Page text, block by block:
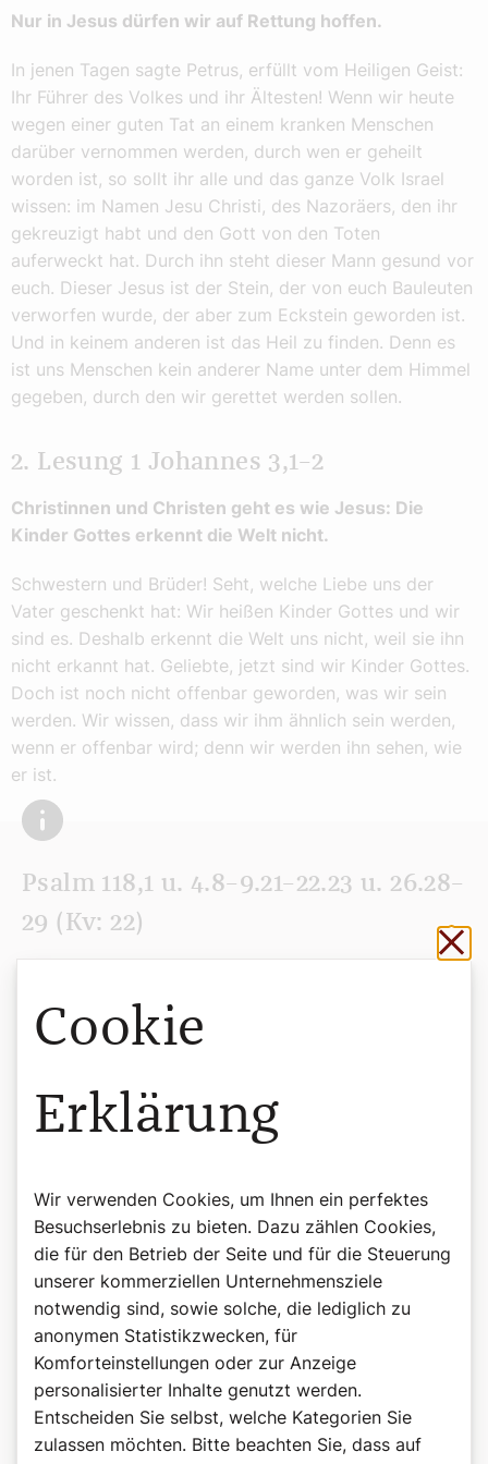
Nur in Jesus dürfen wir auf Rettung hoffen.
In jenen Tagen sagte Petrus, erfüllt vom Heiligen Geist:
Ihr Führer des Volkes und ihr Ältesten! Wenn wir heute
wegen einer guten Tat an einem kranken Menschen
darüber vernommen werden, durch wen er geheilt
worden ist, so sollt ihr alle und das ganze Volk Israel
wissen: im Namen Jesu Christi, des Nazoräers, den ihr
gekreuzigt habt und den Gott von den Toten
auferweckt hat. Durch ihn steht dieser Mann gesund vor
euch. Dieser Jesus ist der Stein, der von euch Bauleuten
verworfen wurde, der aber zum Eckstein geworden ist.
Und in keinem anderen ist das Heil zu finden. Denn es
ist uns Menschen kein anderer Name unter dem Himmel
gegeben, durch den wir gerettet werden sollen.
2. Lesung 1 Johannes 3,1–2
Christinnen und Christen geht es wie Jesus: Die
Kinder Gottes erkennt die Welt nicht.
Schwestern und Brüder! Seht, welche Liebe uns der
Vater geschenkt hat: Wir heißen Kinder Gottes und wir
sind es. Deshalb erkennt die Welt uns nicht, weil sie ihn
nicht erkannt hat. Geliebte, jetzt sind wir Kinder Gottes.
Doch ist noch nicht offenbar geworden, was wir sein
werden. Wir wissen, dass wir ihm ähnlich sein werden,
wenn er offenbar wird; denn wir werden ihn sehen, wie
er ist.
Psalm 118,1 u. 4.8–9.21–22.23 u. 26.28–
29 (Kv: 22)
denn seine Huld währt ewig!
So sollen sagen, die den HERRN fürchten:
Besser, sich zu bergen beim HERRN,
als zu vertrauen auf Menschen.
Ich will dir danken, dass du mir Antwort gabst,
du bist mir zur Rettung geworden.
Ein Stein, den die Bauleute verwarfen,
er ist zum Eckstein geworden.
Vom HERRN her ist dies gewirkt,
ein Wunder in unseren Augen.
Gesegnet sei, der da kommt im Namen des HERRN!
Wir segnen euch vom Haus des HERRN her.
Cookie
Erklärung
Wir verwenden Cookies, um Ihnen ein perfektes
Besuchserlebnis zu bieten. Dazu zählen Cookies,
die für den Betrieb der Seite und für die Steuerung
unserer kommerziellen Unternehmensziele
notwendig sind, sowie solche, die lediglich zu
anonymen Statistikzwecken, für
Komforteinstellungen oder zur Anzeige
personalisierter Inhalte genutzt werden.
Entscheiden Sie selbst, welche Kategorien Sie
zulassen möchten. Bitte beachten Sie, dass auf